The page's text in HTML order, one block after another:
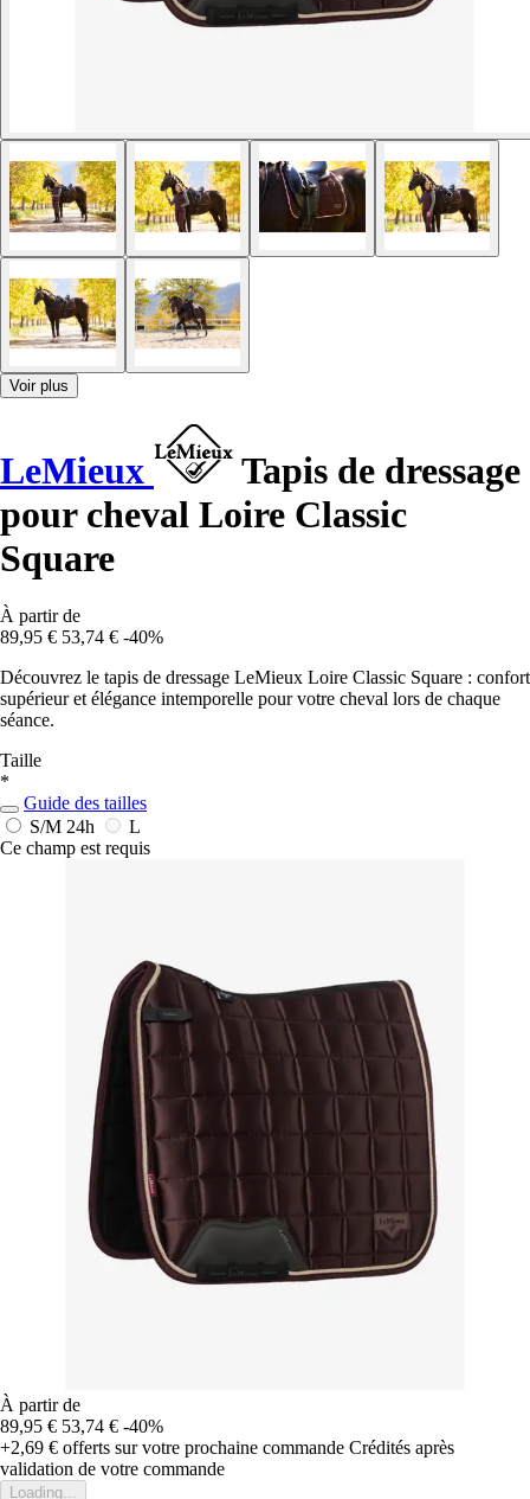
Voir plus
LeMieux
Tapis de dressage
pour cheval Loire Classic
Square
À partir de
89,95 € 53,74 € -40%
Découvrez le tapis de dressage LeMieux Loire Classic Square : confort
supérieur et élégance intemporelle pour votre cheval lors de chaque
séance.
Taille
*
Guide des tailles
S/M 24h
L
Ce champ est requis
À partir de
89,95 € 53,74 € -40%
+2,69 € offerts sur votre prochaine commande Crédités après
validation de votre commande
Loading...